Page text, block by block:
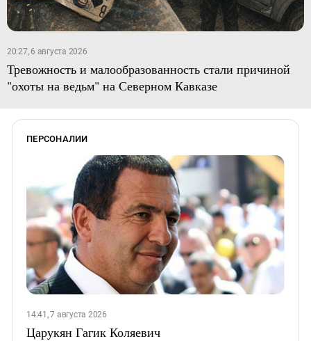
20:27, 6 августа 2026
Тревожность и малообразованность стали причиной
"охоты на ведьм" на Северном Кавказе
ПЕРСОНАЛИИ
14:41, 7 августа 2026
Царукян Гагик Коляевич